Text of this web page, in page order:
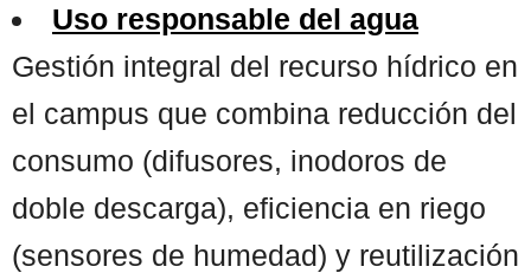
Uso responsable del agua
Gestión integral del recurso hídrico en
el campus que combina reducción del
consumo (difusores, inodoros de
doble descarga), eficiencia en riego
(sensores de humedad) y reutilización